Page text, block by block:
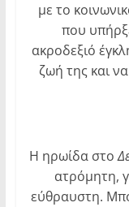
με το
που
ακροδεξιό
ζωή της και
Η ηρωίδα στο
ατρόμητη,
εύθραυστη.